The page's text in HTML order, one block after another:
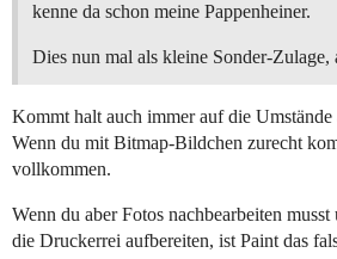
kenne da schon meine Pappenheiner.
Dies nun mal als kleine Sonder-
Kommt halt auch immer auf die Umstände
Wenn du mit Bitmap-Bildchen zurecht
vollkommen.
Wenn du aber Fotos nachbearbeiten
die Druckerrei aufbereiten, ist Paint das